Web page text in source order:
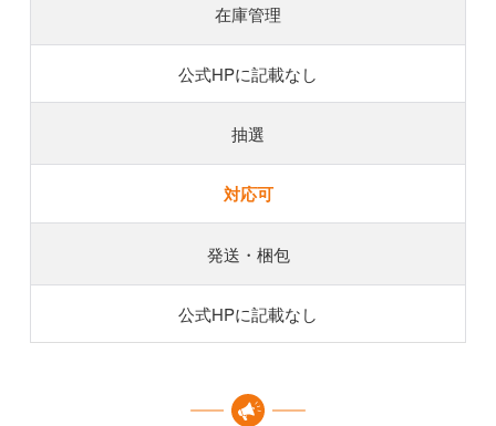
在庫管理
公式HPに記載なし
抽選
対応可
発送・梱包
公式HPに記載なし